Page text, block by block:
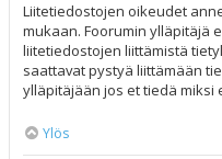
Liitetiedostojen oikeudet
mukaan. Foorumin ylläpitäjä
liitetiedostojen liittämistä
saattavat pystyä liittämään
ylläpitäjään jos et tiedä miksi
Ylös